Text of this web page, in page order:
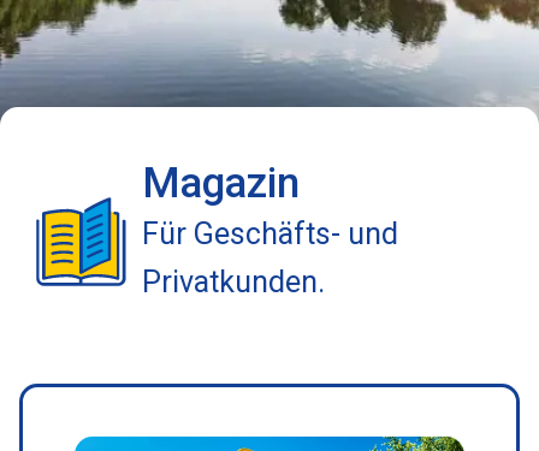
Magazin
Für Geschäfts- und
Privatkunden.